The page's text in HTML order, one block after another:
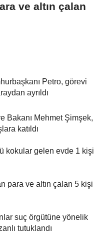
ve altın çalan
Petro, görevi
ayrıldı
Bakanı Mehmet Şimşek,
katıldı
kokular gelen evde 1 kişi
para ve altın çalan 5 kişi
suç örgütüne yönelik
tutuklandı